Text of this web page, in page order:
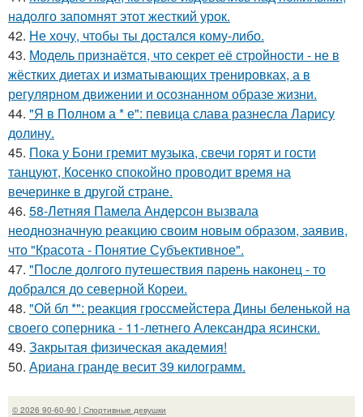
надолго запомнят этот жесткий урок.
42. Не хочу, чтобы ты достался кому-либо.
43. Модель признаётся, что секрет её стройности - не в
жёстких диетах и изматывающих тренировках, а в
регулярном движении и осознанном образе жизни.
44. "Я в Полном а * е": певица слава разнесла Ларису
долину.
45. Пока у Бони гремит музыка, свечи горят и гости
танцуют, Косенко спокойно проводит время на
вечеринке в другой стране.
46. 58-Летняя Памела Андерсон вызвала
неоднозначную реакцию своим новым образом, заявив,
что "Красота - Понятие Субъективное".
47. "После долгого путешествия парень наконец - то
добрался до северной Кореи.
48. "Ой бл *": реакция гроссмейстера Дины беленькой на
своего соперника - 11-летнего Александра ясински.
49. Закрытая физическая академия!
50. Ариана гранде весит 39 килограмм.
© 2026 90-60-90 | Спортивные девушки